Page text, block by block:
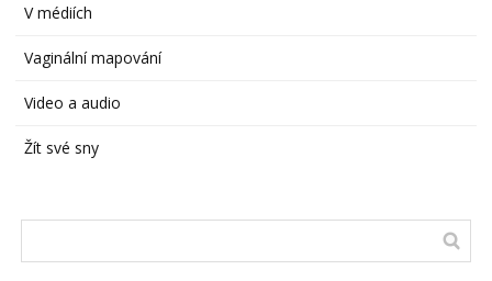
V médiích
Vaginální mapování
Video a audio
Žít své sny